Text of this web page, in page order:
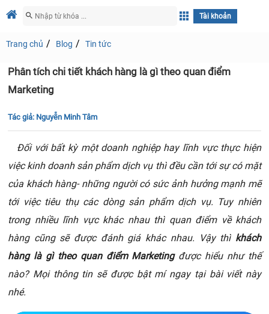
Tài khoản
Trang chủ Blog Tin tức
Phân tích chi tiết khách hàng là gì theo quan điểm
Marketing
Tác giả: Nguyễn Minh Tâm
Đối với bất kỳ một doanh nghiệp hay lĩnh vực thực hiện
việc kinh doanh sản phẩm dịch vụ thì đều cần tới sự có mặt
của khách hàng- những người có sức ảnh hưởng mạnh mẽ
tới việc tiêu thụ các dòng sản phẩm dịch vụ. Tuy nhiên
trong nhiều lĩnh vực khác nhau thì quan điểm về khách
hàng cũng sẽ được đánh giá khác nhau. Vậy thìkhách
hàng là gì theo quan điểm Marketingđược hiểu như thế
nào? Mọi thông tin sẽ được bật mí ngay tại bài viết này
nhé.